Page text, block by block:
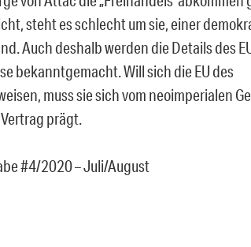
steht es schlecht um sie, einer
Auch deshalb werden die Details des
bekanntgemacht. Will sich die EU des
muss sie sich vom neoimperialen
prägt.
#4/2020 – Juli/August